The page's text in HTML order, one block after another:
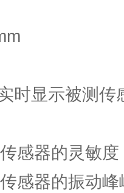
时显示被测传
感器的灵敏度
感器的振动峰